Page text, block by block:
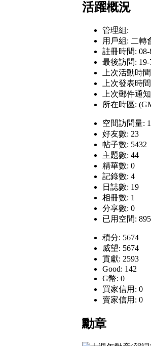
活躍概況
管理組:
用戶組: 二轉
註冊時間: 08-
最後訪問: 19-
上次活動時
上次發表時
上次郵件通
所在時區:
空間訪問量:
好友數: 23
帖子數: 5432
主題數: 44
精華數: 0
記錄數: 4
日誌數: 19
相冊數: 1
分享數: 0
已用空間:
積分: 5674
威望: 5674
貢獻: 2593
Good: 142
G幣: 0
買家信用: 0
賣家信用: 0
勳章